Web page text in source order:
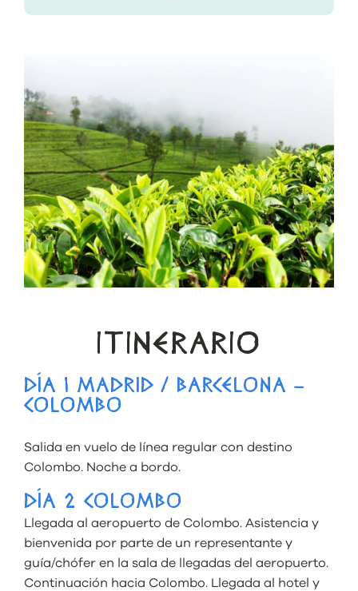
ITINERARIO
DÍA 1 MADRID / BARCELONA –
COLOMBO
Salida en vuelo de línea regular con destino
Colombo. Noche a bordo.
DÍA 2 COLOMBO
Llegada al aeropuerto de Colombo. Asistencia y
bienvenida por parte de un representante y
guía/chófer en la sala de llegadas del aeropuerto.
Continuación hacia Colombo. Llegada al hotel y